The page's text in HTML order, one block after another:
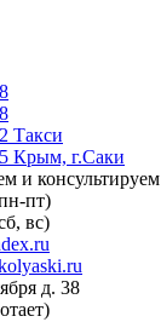
Такси
Крым, г.Саки
и консультируем
пт)
вс)
д. 38